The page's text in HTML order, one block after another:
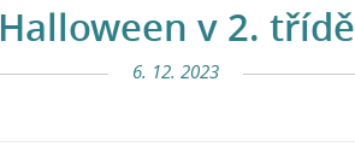
Halloween v 2. třídě
6. 12. 2023